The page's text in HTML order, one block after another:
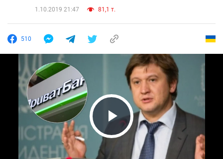
1.10.2019 21:47
81,1 т.
510
Play Video